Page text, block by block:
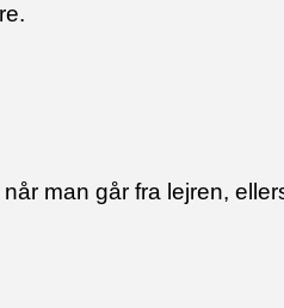
man går fra lejren,